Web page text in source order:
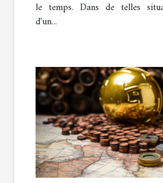
le temps. Dans de telles
d'un...